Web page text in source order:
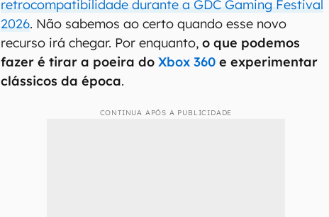
retrocompatibilidade durante a GDC Gaming Festival
2026. Não sabemos ao certo quando esse novo
recurso irá chegar. Por enquanto,o que podemos
fazer é tirar a poeira doXbox 360 e experimentar
clássicos da época.
CONTINUA APÓS A PUBLICIDADE